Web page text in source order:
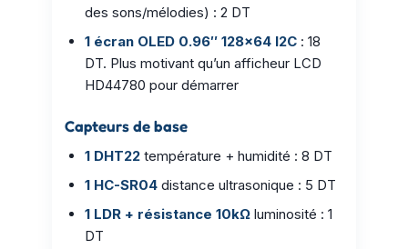
des sons/mélodies) : 2 DT
1 écran OLED 0.96″ 128×64 I2C : 18
DT. Plus motivant qu’un afficheur LCD
HD44780 pour démarrer
Capteurs de base
1 DHT22 température + humidité : 8 DT
1 HC-SR04 distance ultrasonique : 5 DT
1 LDR + résistance 10kΩ luminosité : 1
DT